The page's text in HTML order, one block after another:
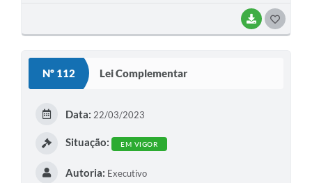
BAIXAR
Nº 112 Lei Complementar
Data: 22/03/2023
Situação: EM VIGOR
Autoria: Executivo